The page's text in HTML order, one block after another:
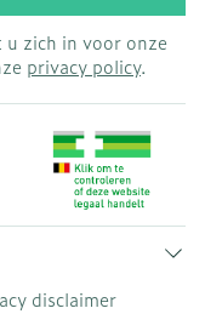
zich in voor onze
privacy policy.
disclaimer